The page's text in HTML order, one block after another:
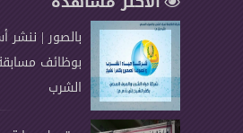
بالصور | ننشر
بوظائف
الشرب